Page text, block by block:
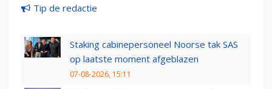
Tip de redactie
Staking cabinepersoneel Noorse tak SAS
op laatste moment afgeblazen
07-08-2026, 15:11